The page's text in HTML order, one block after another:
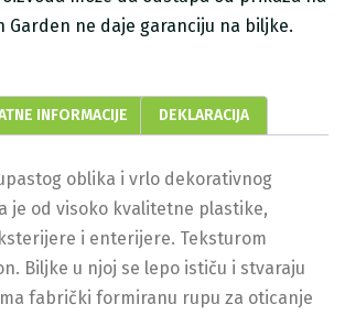
Garden ne daje garanciju na biljke.
INFORMACIJE DEKLARACIJA
oblika i vrlo dekorativnog
je od visoko kvalitetne plastike,
i enterijere. Teksturom
Biljke u njoj se lepo ističu i stvaraju
fabrički formiranu rupu za oticanje